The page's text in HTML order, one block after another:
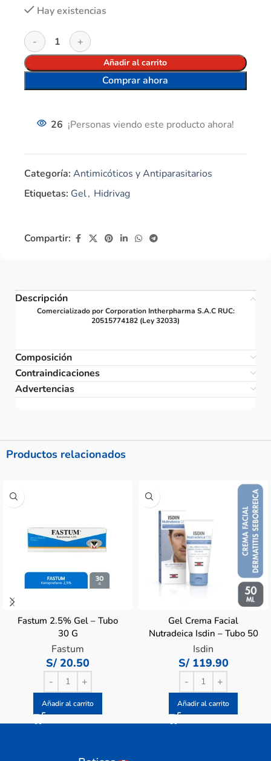
Hay existencias
Añadir al carrito
Comprar ahora
26 ¡Personas viendo este producto ahora!
Categoría: Antimicóticos y Antiparasitarios
Etiquetas: Gel, Hidrivag
Compartir:
Descripción
Comercializado por Corporation Intherpharma S.A.C RUC:
20515774182 (Ley 32033)
Composición
Contraindicaciones
Advertencias
Productos relacionados
Fastum 2.5% Gel – Tubo
30 G
Fastum
S/ 20.50
Añadir al carrito
Gel Crema Facial
Nutradeica Isdin – Tubo 50
ML
Isdin
S/119.90
Añadir al carrito